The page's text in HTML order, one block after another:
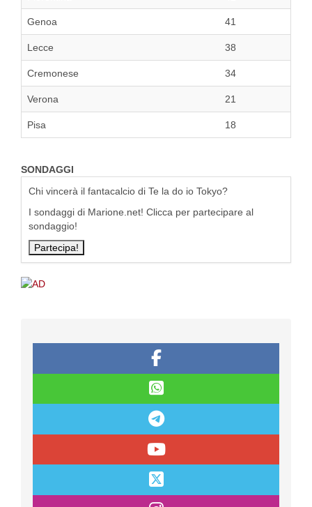
Genoa 41
Lecce 38
Cremonese 34
Verona 21
Pisa 18
SONDAGGI
Chi vincerà il fantacalcio di Te la do io Tokyo?
I sondaggi di Marione.net! Clicca per partecipare al
sondaggio!